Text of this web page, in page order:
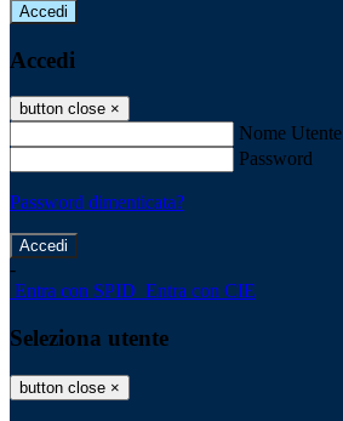
Accedi
Accedi
button close ×
Nome Utente
Password
Password dimenticata?
-
Entra con SPID Entra con CIE
Seleziona utente
button close ×